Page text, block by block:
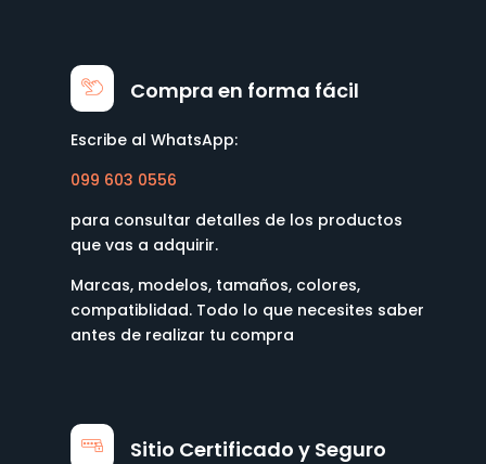
Compra en forma fácil
Escribe al WhatsApp:
099 603 0556
para consultar detalles de los productos
que vas a adquirir.
Marcas, modelos, tamaños, colores,
compatiblidad. Todo lo que necesites saber
antes de realizar tu compra
Sitio Certificado y Seguro